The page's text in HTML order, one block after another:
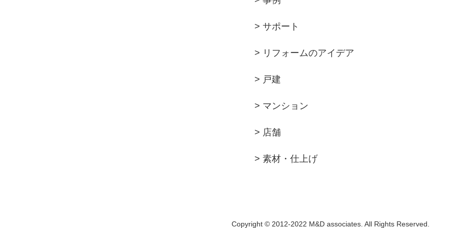
> サポート
> リフォームのアイデア
> 戸建
> マンション
> 店舗
> 素材・仕上げ
Copyright © 2012-2022 M&D associates. All Rights Reserved.